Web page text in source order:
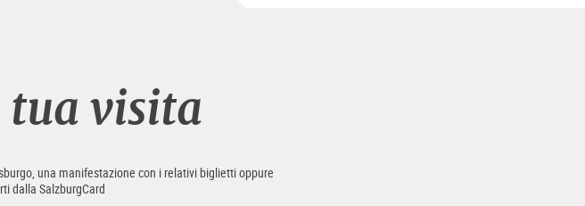
visita
una manifestazione con i relativi biglietti oppure
dalla SalzburgCard